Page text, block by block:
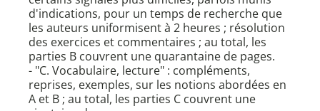
d'indications, pour un temps de recherche que
les auteurs uniformisent à 2 heures ; résolution
des exercices et commentaires ; au total, les
parties B couvrent une quarantaine de pages.
- "C. Vocabulaire, lecture" : compléments,
reprises, exemples, sur les notions abordées en
A et B ; au total, les parties C couvrent une